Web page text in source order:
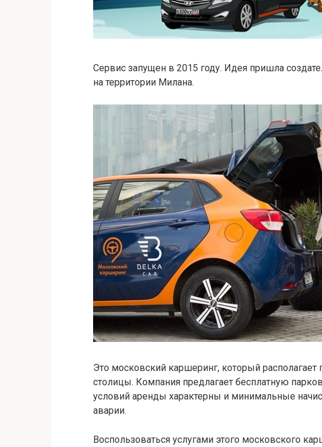
Сервис запущен в 2015 году. Идея пришла
на территории Милана.
Это московский каршеринг, который
столицы. Компания предлагает бесплатную
условий аренды характерны и минимальные
аварии.
Воспользоваться услугами этого московского